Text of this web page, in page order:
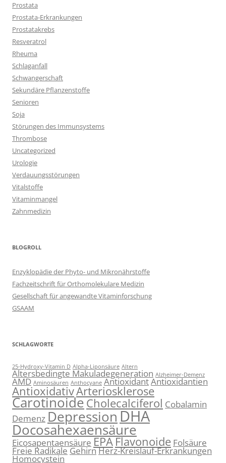
Prostata
Prostata-Erkrankungen
Prostatakrebs
Resveratrol
Rheuma
Schlaganfall
Schwangerschaft
Sekundäre Pflanzenstoffe
Senioren
Soja
Störungen des Immunsystems
Thrombose
Uncategorized
Urologie
Verdauungsstörungen
Vitalstoffe
Vitaminmangel
Zahnmedizin
BLOGROLL
Enzyklopädie der Phyto- und Mikronährstoffe
Fachzeitschrift für Orthomolekulare Medizin
Gesellschaft für angewandte Vitaminforschung
GSAAM
SCHLAGWORTE
25-Hydroxy-Vitamin D Alpha-Liponsäure Altern
Altersbedingte Makuladegeneration Alzheimer-Demenz
AMD Aminosäuren Anthocyane AntioxidantAntioxidantien
AntioxidativArteriosklerose
CarotinoideCholecalciferol Cobalamin
Demenz DepressionDHA
Docosahexaensäure
Eicosapentaensäure EPAFlavonoide Folsäure
Freie RadikaleGehirnHerz-Kreislauf-Erkrankungen
Homocystein